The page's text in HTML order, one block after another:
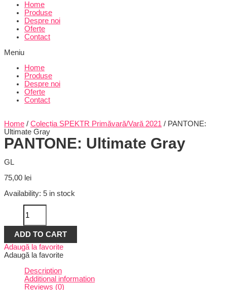
Home
Produse
Despre noi
Oferte
Contact
Meniu
Home
Produse
Despre noi
Oferte
Contact
Home / Colecția SPEKTR Primăvară/Vară 2021 / PANTONE:
Ultimate Gray
PANTONE: Ultimate Gray
GL
75,00 lei
Availability: 5 in stock
PANTONE:
Ultimate
Gray
quantity
ADD TO CART
Adaugă la favorite
Adaugă la favorite
Description
Additional information
Reviews (0)